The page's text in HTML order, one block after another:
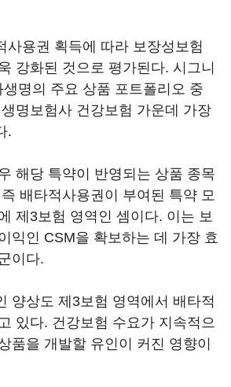
사용권 획득에 따라 보장성보험
강화된 것으로 평가된다. 시그니
명의 주요 상품 포트폴리오 중
명보험사 건강보험 가운데 가장
.
해당 특약이 반영되는 상품 종목
배타적사용권이 부여된 특약 모
제3보험 영역인 셈이다. 이는 보
익인 CSM을 확보하는 데 가장 효
이다.
양상도 제3보험 영역에서 배타적
있다. 건강보험 수요가 지속적으
품을 개발할 유인이 커진 영향이